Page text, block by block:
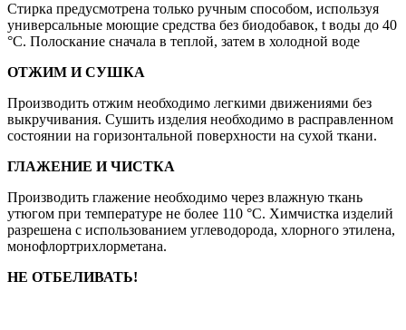
Стирка предусмотрена только ручным способом, используя
универсальные моющие средства без биодобавок, t воды до 40
°С. Полоскание сначала в теплой, затем в холодной воде
ОТЖИМ И СУШКА
Производить отжим необходимо легкими движениями без
выкручивания. Сушить изделия необходимо в расправленном
состоянии на горизонтальной поверхности на сухой ткани.
ГЛАЖЕНИЕ И ЧИСТКА
Производить глажение необходимо через влажную ткань
утюгом при температуре не более 110 °С. Химчистка изделий
разрешена с использованием углеводорода, хлорного этилена,
монофлортрихлорметана.
НЕ ОТБЕЛИВАТЬ!